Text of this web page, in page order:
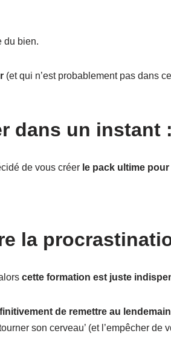
du bien.
(et qui n’est probablement pas dans
dans un instant :
de vous créer le pack ultime
la
cette formation est juste
de remettre au
son cerveau’ (et l’empêcher de